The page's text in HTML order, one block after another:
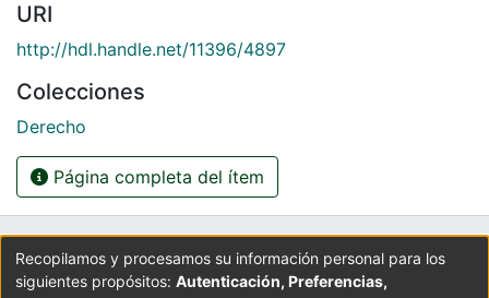
URI
http://hdl.handle.net/11396/4897
Colecciones
Derecho
Página completa del ítem
UNIVERSIDAD LA GRAN COLOMBIA
Cra 6 No. 12B - 40. PBX: 3276999
Recopilamos y procesamos su información personal para los
siguientes propósitos: Autenticación, Preferencias,